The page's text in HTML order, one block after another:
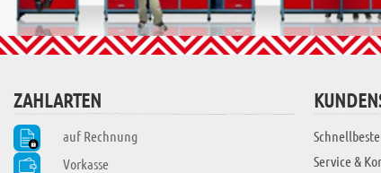
ZAHLARTEN
auf Rechnung
Vorkasse
Service &